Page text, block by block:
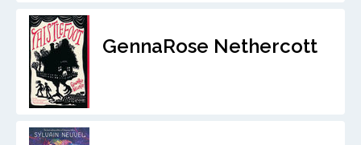
GennaRose Nethercott